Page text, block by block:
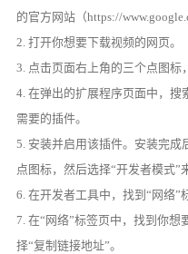
的官方网站（https://
2. 打开你想要下载视频的网页。
3. 点击页面右上角的三个点图标
4. 在弹出的扩展程序页面中，搜
需要的插件。
5. 安装并启用该插件。安装完
点图标，然后选择“开发者模式”
6. 在开发者工具中，找到“网络”
7. 在“网络”标签页中，找到你
择“复制链接地址”。